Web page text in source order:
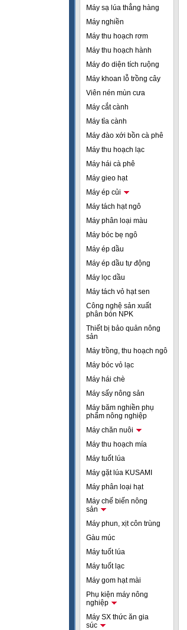
Máy sạ lúa thẳng hàng
Máy nghiền
Máy thu hoạch rơm
Máy thu hoạch hành
Máy đo diện tích ruộng
Máy khoan lỗ trồng cây
Viên nén mùn cưa
Máy cắt cành
Máy tỉa cành
Máy đào xới bồn cà phê
Máy thu hoạch lạc
Máy hái cà phê
Máy gieo hạt
Máy ép củi
Máy tách hạt ngô
Máy phân loại màu
Máy bóc bẹ ngô
Máy ép dầu
Máy ép dầu tự động
Máy lọc dầu
Máy tách vỏ hạt sen
Công nghệ sản xuất
phân bón NPK
Thiết bị bảo quản nông
sản
Máy trồng, thu hoạch ngô
Máy bóc vỏ lạc
Máy hái chè
Máy sấy nông sản
Máy băm nghiền phụ
phẩm nông nghiệp
Máy chăn nuôi
Máy thu hoạch mía
Máy tuốt lúa
Máy gặt lúa KUSAMI
Máy phân loại hạt
Máy chế biến nông
sản
Máy phun, xịt côn trùng
Gàu múc
Máy tuốt lúa
Máy tuốt lạc
Máy gom hạt mài
Phụ kiện máy nông
nghiệp
Máy SX thức ăn gia
súc